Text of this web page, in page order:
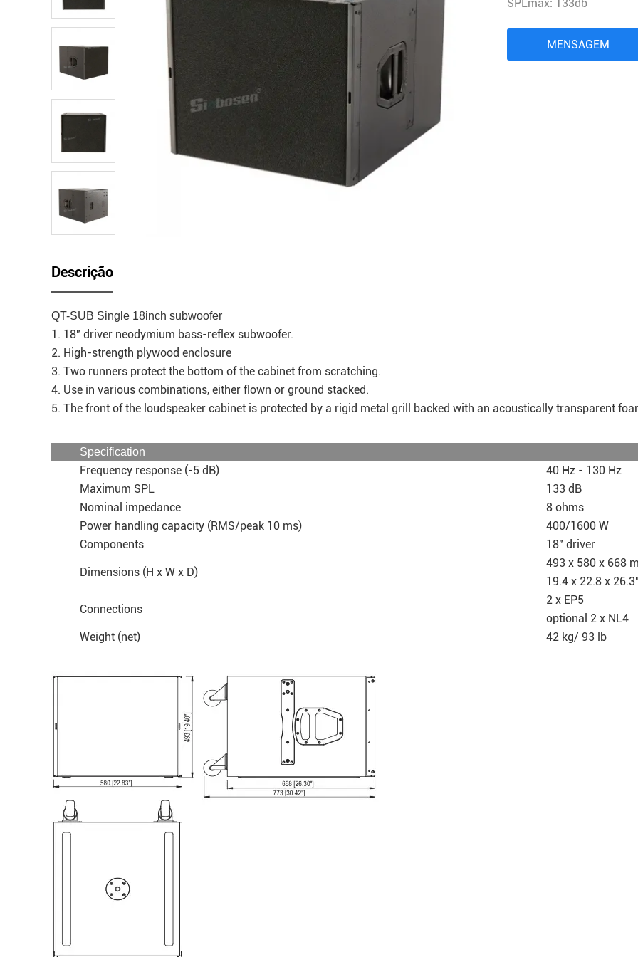
MICROFONE SEM FIO
SPLmax: 133db
MENSAGEM
Descrição
QT-SUB Single 18inch subwoofer
1. 18" driver neodymium bass-reflex subwoofer.
2. High-strength plywood enclosure
3. Two runners protect the bottom of the cabinet from scratching.
4. Use in various combinations, either flown or ground stacked.
5. The front of the loudspeaker cabinet is protected by a rigid metal grill backed with an acoustically transparent
Specification
Frequency response (-5 dB)
40 Hz - 130 Hz
Maximum SPL
133 dB
Nominal impedance
8 ohms
Power handling capacity (RMS/peak 10 ms)
400/1600 W
Components
18" driver
Dimensions (H x W x D)
493 x 580 x 668
19.4 x 22.8 x 26.3"
Connections
2 x EP5
optional 2 x NL4
Weight (net)
42 kg/ 93 lb